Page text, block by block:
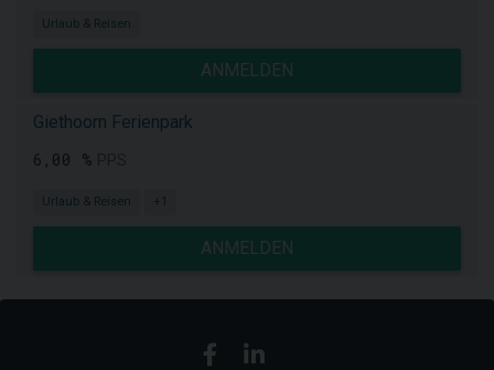
Urlaub & Reisen
ANMELDEN
Giethoorn Ferienpark
6,00 %
Urlaub & Reisen +1
ANMELDEN